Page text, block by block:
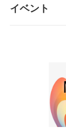
イベント